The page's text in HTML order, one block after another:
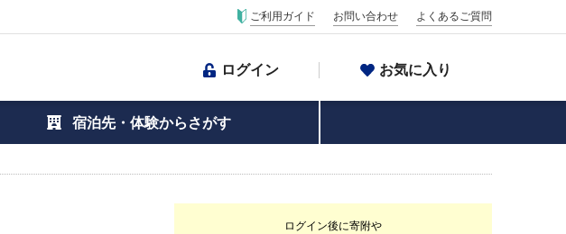
ご利用ガイド お問い合わせ よくあるご質問
ログイン お気に入り
宿泊先・体験からさがす
ログイン後に寄附や